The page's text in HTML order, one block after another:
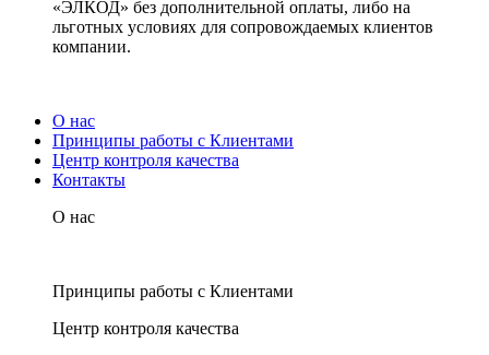
«ЭЛКОД» без дополнительной оплаты, либо на
льготных условиях для сопровождаемых клиентов
компании.
О нас
Принципы работы с Клиентами
Центр контроля качества
Контакты
О нас
Принципы работы с Клиентами
Центр контроля качества